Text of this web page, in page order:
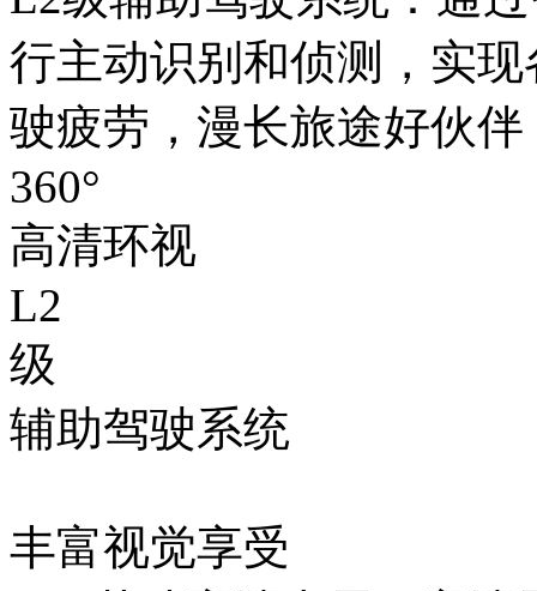
行主动识别和侦测，实
驶疲劳，漫长旅途好伙伴
360°
高清环视
L2
级
辅助驾驶系统
丰富视觉享受